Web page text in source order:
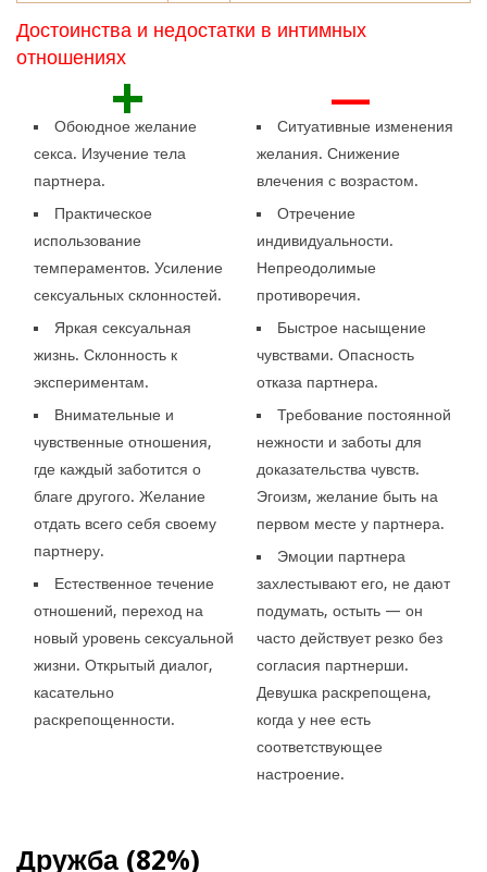
Достоинства и недостатки в интимных
отношениях
+
Обоюдное желание
секса. Изучение тела
партнера.
Практическое
использование
темпераментов. Усиление
сексуальных склонностей.
Яркая сексуальная
жизнь. Склонность к
экспериментам.
Внимательные и
чувственные отношения,
где каждый заботится о
благе другого. Желание
отдать всего себя своему
партнеру.
Естественное течение
отношений, переход на
новый уровень сексуальной
жизни. Открытый диалог,
касательно
раскрепощенности.
—
Ситуативные изменения
желания. Снижение
влечения с возрастом.
Отречение
индивидуальности.
Непреодолимые
противоречия.
Быстрое насыщение
чувствами. Опасность
отказа партнера.
Требование постоянной
нежности и заботы для
доказательства чувств.
Эгоизм, желание быть на
первом месте у партнера.
Эмоции партнера
захлестывают его, не дают
подумать, остыть — он
часто действует резко без
согласия партнерши.
Девушка раскрепощена,
когда у нее есть
соответствующее
настроение.
Дружба (82%)